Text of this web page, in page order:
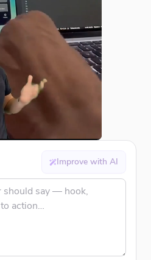
Improve with AI